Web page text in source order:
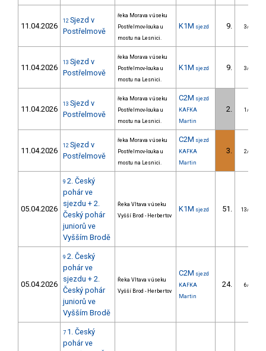
11.04.2026
12 Sjezd v
Postřelmově
řeka Morava v úseku
Postřelmov-louka u
mostu na Lesnici.
K1M sjezd 9. 3/DM
11.04.2026
13 Sjezd v
Postřelmově
řeka Morava v úseku
Postřelmov-louka u
mostu na Lesnici.
K1M sjezd 9. 3/DM
11.04.2026
13 Sjezd v
Postřelmově
řeka Morava v úseku
Postřelmov-louka u
mostu na Lesnici.
C2M sjezd
KAFKA
Martin
2. 1/DM
11.04.2026
12 Sjezd v
Postřelmově
řeka Morava v úseku
Postřelmov-louka u
mostu na Lesnici.
C2M sjezd
KAFKA
Martin
3. 2/DM
05.04.2026
9 2. Český
pohár ve
sjezdu + 2.
Český pohár
juniorů ve
Vyšším Brodě
Řeka Vltava v úseku
Vyšší Brod - Herbertov
K1M sjezd 51. 13/DM
05.04.2026
9 2. Český
pohár ve
sjezdu + 2.
Český pohár
juniorů ve
Vyšším Brodě
Řeka Vltava v úseku
Vyšší Brod - Herbertov
C2M sjezd
KAFKA
Martin
24. 6/DM
7 1. Český
pohár ve